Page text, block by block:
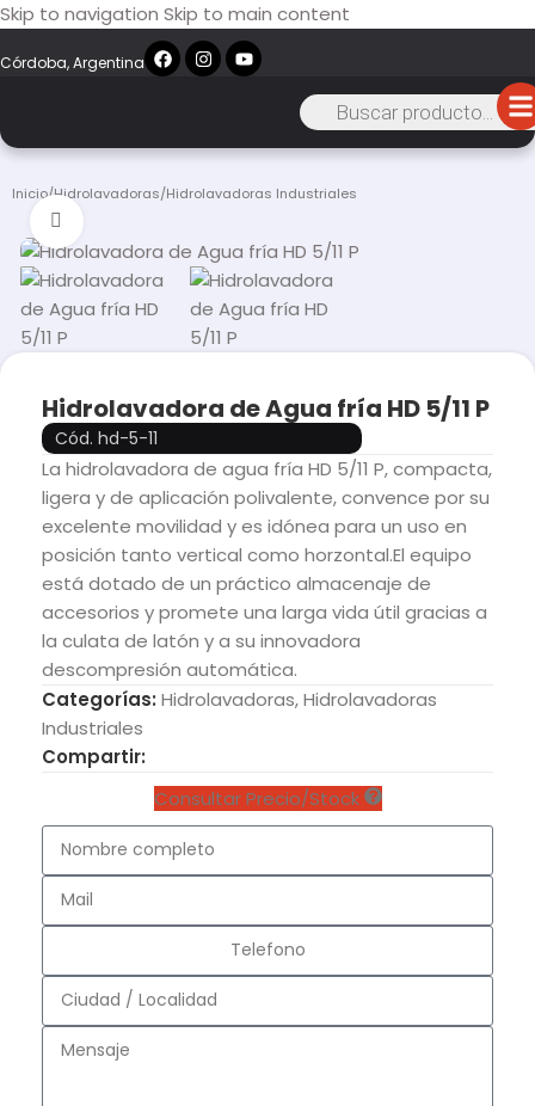
Skip to navigation Skip to main content
Córdoba, Argentina
Inicio/Hidrolavadoras/Hidrolavadoras Industriales
Hidrolavadora de Agua fría HD 5/11 P
Cód. hd-5-11
La hidrolavadora de agua fría HD 5/11 P, compacta,
ligera y de aplicación polivalente, convence por su
excelente movilidad y es idónea para un uso en
posición tanto vertical como horzontal.El equipo
está dotado de un práctico almacenaje de
accesorios y promete una larga vida útil gracias a
la culata de latón y a su innovadora
descompresión automática.
Categorías: Hidrolavadoras,Hidrolavadoras
Industriales
Compartir:
Consultar Precio/Stock